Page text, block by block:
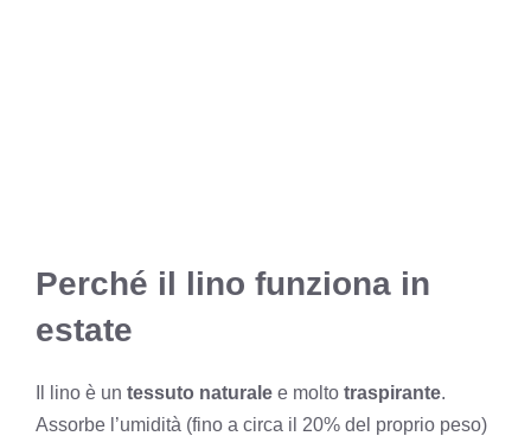
Perché il lino funziona in
estate
Il lino è un tessuto naturale e molto traspirante.
Assorbe l’umidità (fino a circa il 20% del proprio peso)